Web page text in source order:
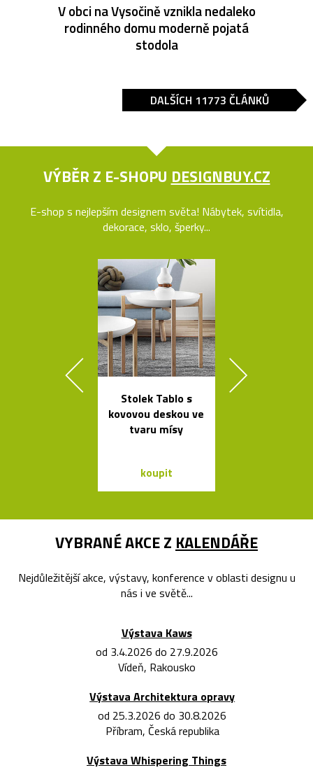
V obci na Vysočině vznikla nedaleko
rodinného domu moderně pojatá
stodola
DALŠÍCH 11773 ČLÁNKŮ
VÝBĚR Z E-SHOPU DESIGNBUY.CZ
E-shop s nejlepším designem světa! Nábytek, svítidla,
dekorace, sklo, šperky...
Stolek Tablo s
kovovou deskou ve
tvaru mísy
koupit
VYBRANÉ AKCE Z KALENDÁŘE
Nejdůležitější akce, výstavy, konference v oblasti designu u
nás i ve světě...
Výstava Kaws
od 3.4.2026 do 27.9.2026
Vídeň, Rakousko
Výstava Architektura opravy
od 25.3.2026 do 30.8.2026
Příbram, Česká republika
Výstava Whispering Things